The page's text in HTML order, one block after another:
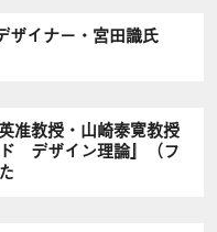
ザイナー・宮田識氏
准教授・山崎泰寛教授
デザイン理論』（フ